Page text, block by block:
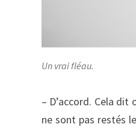
Un vrai fléau.
– D’accord. Cela
ne sont pas restés